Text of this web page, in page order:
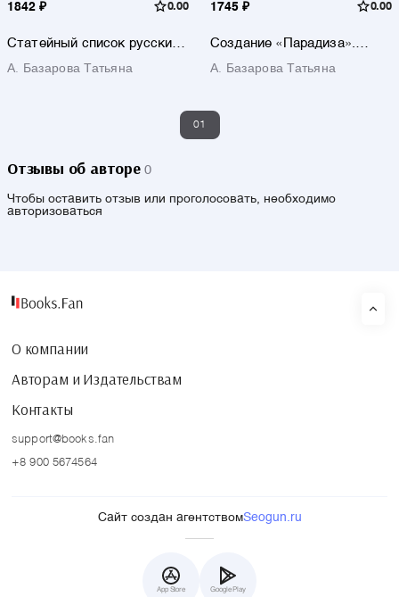
1842 ₽ 0.00
Статейный список русских
дворе П.П. Шафирова и М.Б.
А. Базарова Татьяна
1745 ₽ 0.00
Создание «Парадиза».
Ингерманландия в эпоху
А. Базарова Татьяна
01
Отзывы об авторе 0
Чтобы оставить отзыв или проголосовать, необходимо
авторизоваться
О компании
Авторам и Издательствам
Контакты
support@books.fan
+8 900 5674564
Сайт создан агентствомSeogun.ru
App Store Google Play